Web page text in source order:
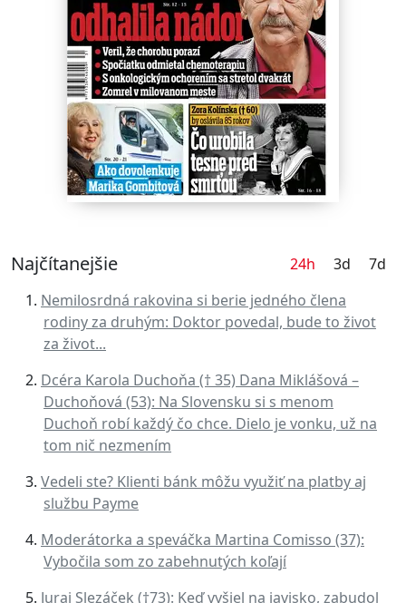
Najčítanejšie 24h 3d
7d
Nemilosrdná rakovina si berie jedného člena
rodiny za druhým: Doktor povedal, bude to život
za život...
Dcéra Karola Duchoňa († 35) Dana Miklášová –
Duchoňová (53): Na Slovensku si s menom
Duchoň robí každý čo chce. Dielo je vonku, už na
tom nič nezmením
Vedeli ste? Klienti bánk môžu využiť na platby aj
službu Payme
Moderátorka a speváčka Martina Comisso (37):
Vybočila som zo zabehnutých koľají
Juraj Slezáček (†73): Keď vyšiel na javisko, zabudol